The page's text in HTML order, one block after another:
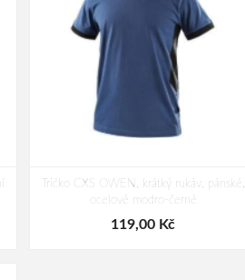
Tričko CXS OWEN, krátký rukáv, pánské,
ocelově modro-černé
119,00 Kč